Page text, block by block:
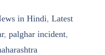
in Hindi, Latest
, palghar incident,